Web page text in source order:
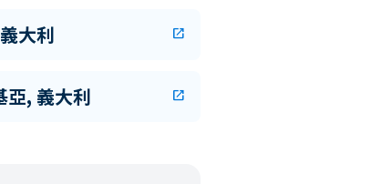
大利 open_in_new
亞, 義大利 open_in_new